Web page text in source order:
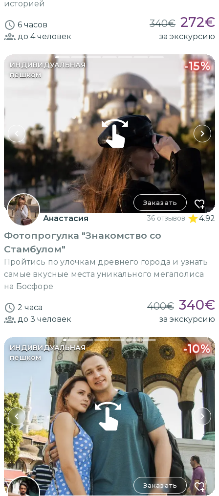
историей
6 часов 340€ 272€
до 4человек за экскурсию
ИНДИВИДУАЛЬНАЯ
пешком
-15%
Заказать
Анастасия 36 отзывов 4.92
Фотопрогулка "Знакомство со
Стамбулом"
Пройтись по улочкам древнего города и узнать
самые вкусные места уникального мегаполиса
на Босфоре
2 часа 400€ 340€
до 3 человек за экскурсию
ИНДИВИДУАЛЬНАЯ
пешком
-10%
Заказать